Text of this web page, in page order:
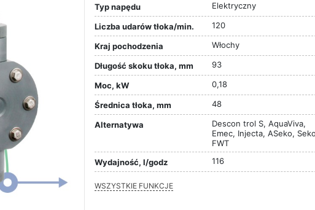
Typ napędu Elektryczny
Liczba udarów tłoka/min. 120
Kraj pochodzenia Włochy
Długość skoku tłoka, mm 93
Moc, kW 0,18
Średnica tłoka, mm 48
Alternatywa
Descon trol S, AquaViva,
Emec, Injecta, ASeko,
FWT
Wydajność, l/godz
116
WSZYSTKIE FUNKCJE